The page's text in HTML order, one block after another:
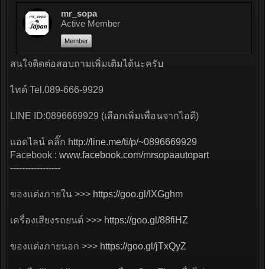
mr_sopa
Active Member
Member
สนใจติดต่อสอบถามเพิ่มเติมได้นะครับ
ไทด์ Tel.089-666-9929
LINE ID:0896669929 (เลือกเพิ่มเพื่อนจากไอดี)
แอดไลน์ คลิ๊ก http://line.me/ti/p/~0896669929
Facebook : www.facebook.com/mrsopaautopart
-----------------
ของแต่งภายใน >>> https://goo.gl/IXGghm
เครื่องเสียงรถยนต์ >>> https://goo.gl/88fiHZ
ของแต่งภายนอก >>> https://goo.gl/jTxQyZ